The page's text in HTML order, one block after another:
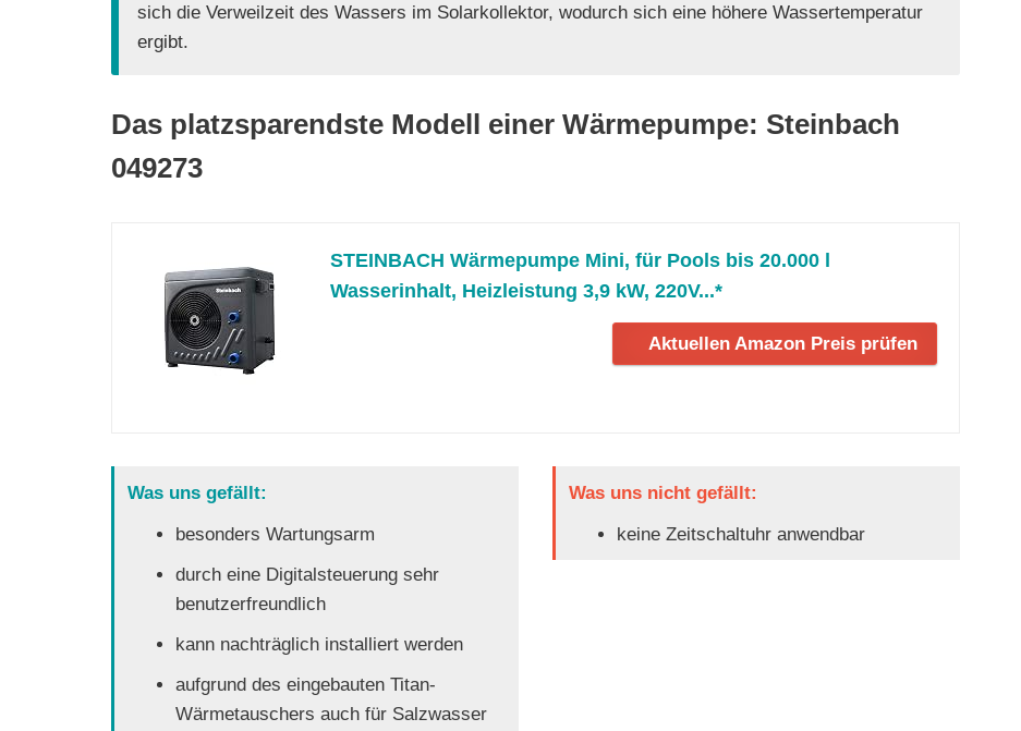
sich die Verweilzeit des Wassers im Solarkollektor, wodurch sich eine höhere Wassertemperatur
ergibt.
Das platzsparendste Modell einer Wärmepumpe: Steinbach
049273
STEINBACH Wärmepumpe Mini, für Pools bis 20.000 l
Wasserinhalt, Heizleistung 3,9 kW, 220V...*
Aktuellen Amazon Preis prüfen
Was uns gefällt:
besonders Wartungsarm
durch eine Digitalsteuerung sehr
benutzerfreundlich
kann nachträglich installiert werden
aufgrund des eingebauten Titan-
Wärmetauschers auch für Salzwasser
Was uns nicht gefällt:
keine Zeitschaltuhr anwendbar